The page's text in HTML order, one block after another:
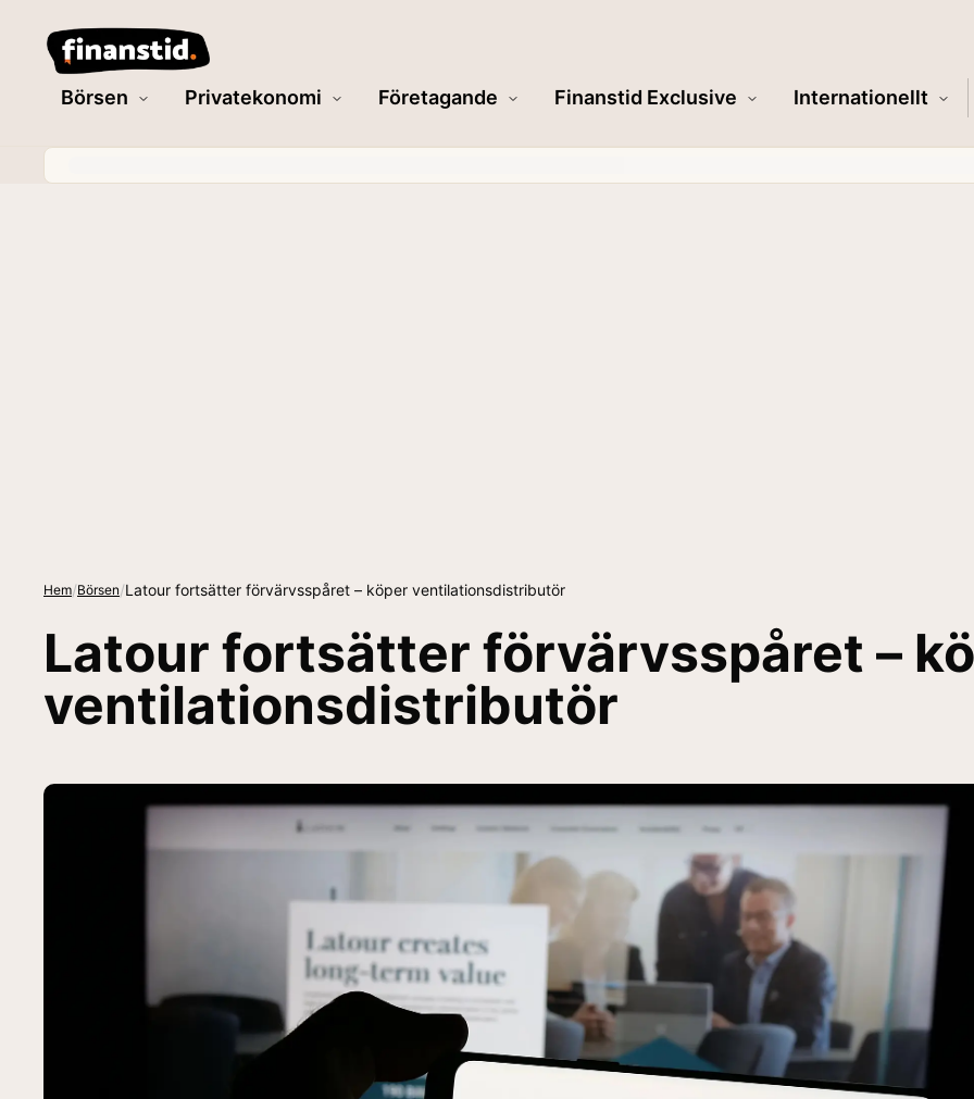
Börsen Privatekonomi Företagande Finanstid Exclusive Internationellt
Hem/Börsen/Latour fortsätter förvärvsspåret – köper ventilationsdistributör
Latour fortsätter förvärvsspåret –
ventilationsdistributör